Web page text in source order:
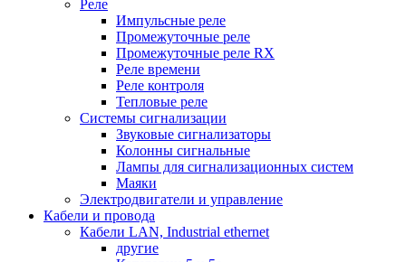
Реле
Импульсные реле
Промежуточные реле
Промежуточные реле RX
Реле времени
Реле контроля
Тепловые реле
Системы сигнализации
Звуковые сигнализаторы
Колонны сигнальные
Лампы для сигнализационных систем
Маяки
Электродвигатели и управление
Кабели и провода
Кабели LAN, Industrial ethernet
другие